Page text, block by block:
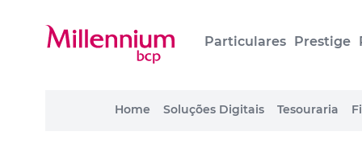
Particulares Prestige
Home Soluções Digitais Tesouraria